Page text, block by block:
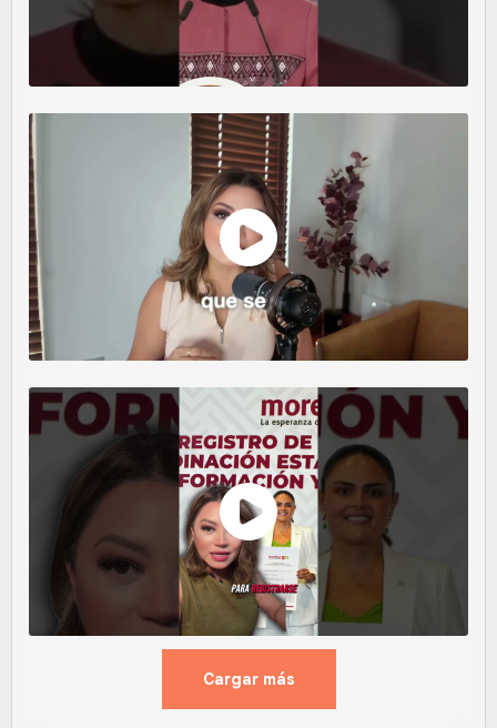
Cargar más